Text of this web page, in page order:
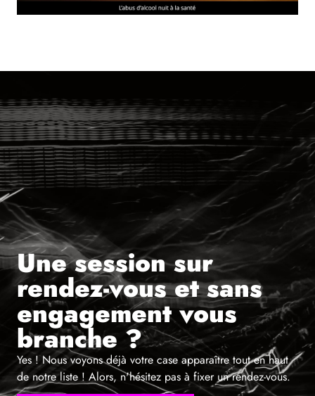
Une session sur
rendez-vous et sans
engagement vous
branche ?
Yes ! Nous voyons déjà votre case apparaître tout en haut
de notre liste ! Alors, n'hésitez pas à fixer un rendez-vous.